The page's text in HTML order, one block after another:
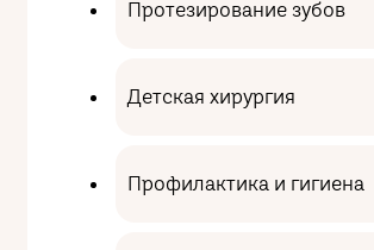
Протезирование зубов
Детская хирургия
Профилактика и гигиена